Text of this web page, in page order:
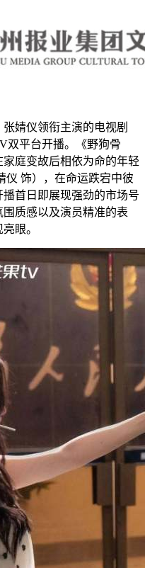
婧仪领衔主演的电视剧
双平台开播。《野狗骨
庭变故后相依为命的年轻
仪 饰），在命运跌宕中彼
首日即展现强劲的市场号
质感以及演员精准的表
眼。